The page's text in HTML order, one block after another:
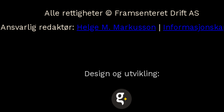
Alle rettigheter © Framsenteret Drift AS
Ansvarlig redaktør: Helge M. Markusson |
Design og utvikling: